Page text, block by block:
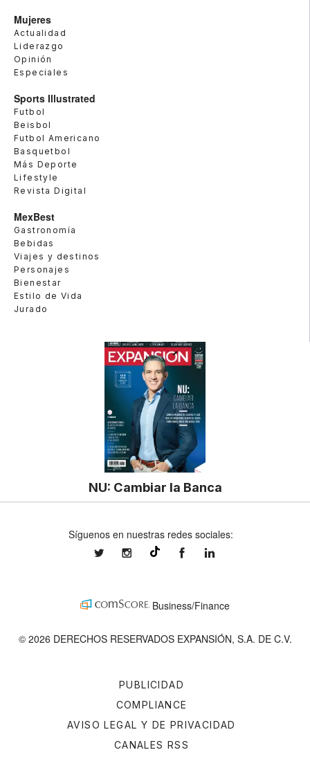
Mujeres
Actualidad
Liderazgo
Opinión
Especiales
Sports Illustrated
Futbol
Beisbol
Futbol Americano
Basquetbol
Más Deporte
Lifestyle
Revista Digital
MexBest
Gastronomía
Bebidas
Viajes y destinos
Personajes
Bienestar
Estilo de Vida
Jurado
NU: Cambiar la Banca
PUBLICIDAD
COMPLIANCE
AVISO LEGAL Y DE PRIVACIDAD
CANALES RSS
Síguenos en nuestras redes sociales:
expansionmxexpansionmx ExpansionMex
Business/Finance
© 2026 DERECHOS RESERVADOS EXPANSIÓN, S.A. DE C.V.